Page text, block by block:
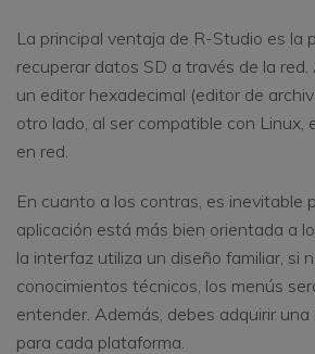
La principal ventaja de R-Studio es la
recuperar datos SD a través de la red.
un editor hexadecimal (editor de
otro lado, al ser compatible con Linux,
en red.
En cuanto a los contras, es inevitable
aplicación está más bien orientada a
la interfaz utiliza un diseño familiar, si
conocimientos técnicos, los menús
entender. Además, debes adquirir
para cada plataforma.